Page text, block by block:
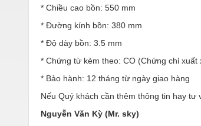
* Chiều cao bồn: 550 mm
* Đường kính bồn: 380 mm
* Độ dày bồn: 3.5 mm
* Chứng từ kèm theo: CO (Chứng chỉ
* Bảo hành: 12 tháng từ ngày giao hàng
Nếu Quý khách cần thêm thông tin hay
Nguyễn Văn Kỳ (Mr. sky)